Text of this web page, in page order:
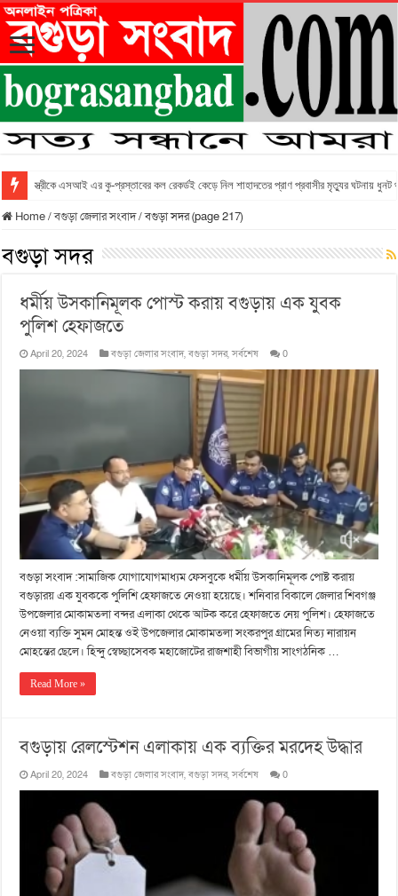
স্ত্রীকে এসআই এর কু-প্রস্তাবের কল রেকর্ডই কেড়ে নিল শাহাদতের প্রাণ প্রবাসীর মৃত্যুর ঘটনায় ধুনট
Home/বগুড়া জেলার সংবাদ/বগুড়া সদর (page 217)
বগুড়া সদর
ধর্মীয় উসকানিমূলক পোস্ট করায় বগুড়ায় এক যুবক
পুলিশ হেফাজতে
April 20, 2024 বগুড়া জেলার সংবাদ,বগুড়া সদর,সর্বশেষ 0
বগুড়া সংবাদ :সামাজিক যোগাযোগমাধ্যম ফেসবুকে ধর্মীয় উসকানিমূলক পোষ্ট করায়
বগুড়ারয় এক যুবককে পুলিশি হেফাজতে নেওয়া হয়েছে। শনিবার বিকালে জেলার শিবগঞ্জ
উপজেলার মোকামতলা বন্দর এলাকা থেকে আটক করে হেফাজতে নেয় পুলিশ। হেফাজতে
নেওয়া ব্যক্তি সুমন মোহন্ত ওই উপজেলার মোকামতলা সংকরপুর গ্রামের নিত্য নারায়ন
মোহন্তের ছেলে। হিন্দু স্বেচ্ছাসেবক মহাজোটের রাজশাহী বিভাগীয় সাংগঠনিক …
Read More »
বগুড়ায় রেলস্টেশন এলাকায় এক ব্যক্তির মরদেহ উদ্ধার
April 20, 2024 বগুড়া জেলার সংবাদ,বগুড়া সদর,সর্বশেষ 0